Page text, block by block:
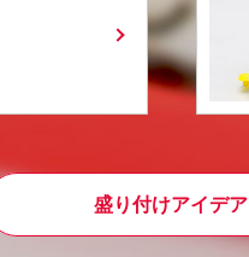
盛り付けアイデア